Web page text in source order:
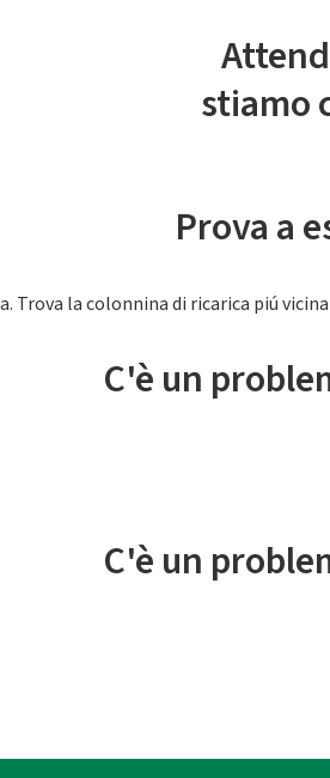
stiamo
Prova a
la colonnina di ricarica piú
C'è un
C'è un